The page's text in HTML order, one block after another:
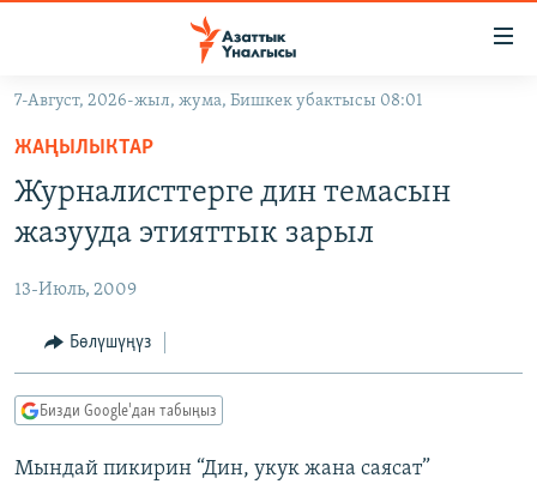
Навигацияга
өтүңүз
Издөөгө
салыңызКЫРГЫЗСТАН
ЭКОНОМИКА
МАДАНИЯТ
ДҮЙНӨ
БОРБОР АЗИЯ
УКРАИНА
АТАЙЫН ИЛИКТӨӨ
ТВ ПРОГРАММАЛАР
ЭКСПЕРТТЕР ТАЛДАЙТ
БИЗ ЖАНА ДҮЙНӨ
ӨЗГӨЧӨ ПИКИР
7-Август, 2026-жыл, жума, Бишкек убактысы 08:01
ЖАҢЫЛЫКТАР
Журналисттерге дин темасын
жазууда этияттык зарыл
13-Июль, 2009
Бөлүшүңүз
Бизди Google'дан табыңыз
Мындай пикирин “Дин, укук жана саясат”